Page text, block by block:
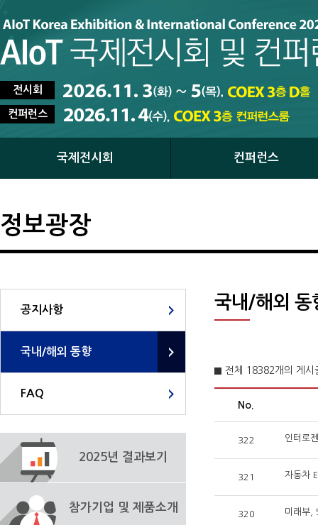
전시회
컨퍼런스
국제전시회 컨퍼런스
정보광장
공지사항
국내/해외 동향
FAQ
2025년 결과보기
참가기업 및 제품소개
국내/해외 동
전체 18382개의 게시
No.
322 인터로
321 자동차
320 미래부,